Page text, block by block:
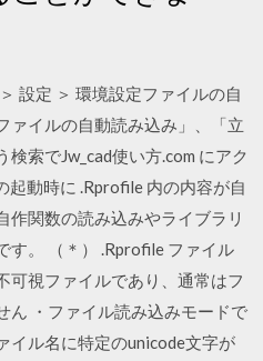
設定 ＞ 環境設定ファイルの自
ァイルの自動読み込み」、「立
索でJw_cad使い方.com にアク
起動時に .Rprofile 内の内容が自
作関数の読み込みやライブラリ
す。 （＊） .Rprofile ファイル
可視ファイルであり、通常はフ
ん ・ファイル読み込みモードで
イル名に特定のunicode文字が